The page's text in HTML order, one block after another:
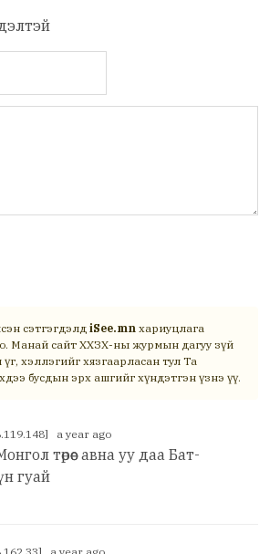
сэтгэгдэлд iSee.mn хариуцлага
Манай сайт ХХЗХ-ны журмын дагуу зүй
хэллэгийг хязгаарласан тул Та
бусдын эрх ашгийг хүндэтгэн үзнэ үү.
a year ago
төрөөс авна уу даа Бат-
гуай